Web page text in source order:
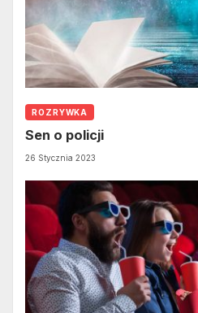
ROZRYWKA
Sen o policji
26 Stycznia 2023